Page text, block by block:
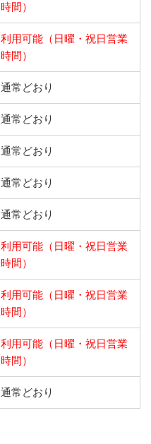
時間）
利用可能（日曜・祝日営業
時間）
通常どおり
通常どおり
通常どおり
通常どおり
通常どおり
利用可能（日曜・祝日営業
時間）
利用可能（日曜・祝日営業
時間）
利用可能（日曜・祝日営業
時間）
通常どおり